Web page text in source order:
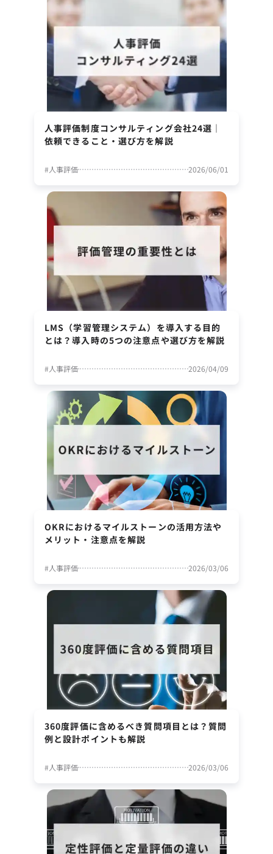
人事評価制度コンサルティング会社24選｜
依頼できること・選び方を解説
#人事評価 2026/06/01
LMS（学習管理システム）を導入する目的
とは？導入時の5つの注意点や選び方を解説
#人事評価 2026/04/09
OKRにおけるマイルストーンの活用方法や
メリット・注意点を解説
#人事評価 2026/03/06
360度評価に含めるべき質問項目とは？質問
例と設計ポイントも解説
#人事評価 2026/03/06